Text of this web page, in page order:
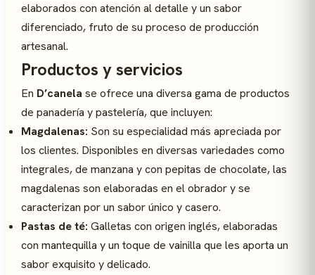
elaborados con atención al detalle y un sabor
diferenciado, fruto de su proceso de producción
artesanal.
Productos y servicios
En D’canela se ofrece una diversa gama de productos
de panadería y pastelería, que incluyen:
Magdalenas: Son su especialidad más apreciada por
los clientes. Disponibles en diversas variedades como
integrales, de manzana y con pepitas de chocolate, las
magdalenas son elaboradas en el obrador y se
caracterizan por un sabor único y casero.
Pastas de té: Galletas con origen inglés, elaboradas
con mantequilla y un toque de vainilla que les aporta un
sabor exquisito y delicado.